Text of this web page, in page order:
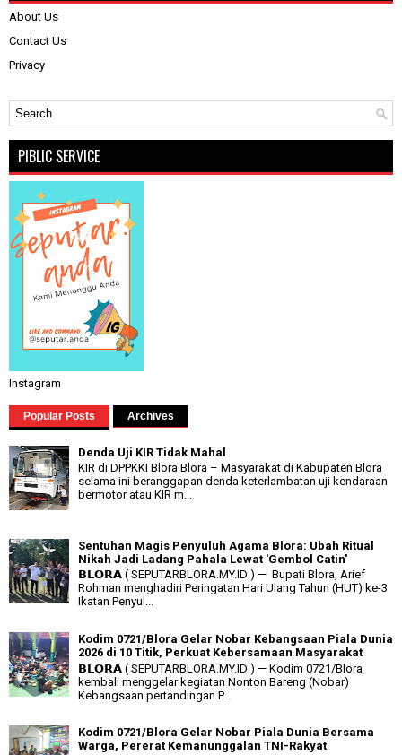
About Us
Contact Us
Privacy
PIBLIC SERVICE
Instagram
Popular Posts Archives
Denda Uji KIR Tidak Mahal
KIR di DPPKKI Blora Blora – Masyarakat di Kabupaten Blora
selama ini beranggapan denda keterlambatan uji kendaraan
bermotor atau KIR m...
Sentuhan Magis Penyuluh Agama Blora: Ubah Ritual
Nikah Jadi Ladang Pahala Lewat 'Gembol Catin'
𝗕𝗟𝗢𝗥𝗔 ( SEPUTARBLORA.MY.ID ) — Bupati Blora, Arief
Rohman menghadiri Peringatan Hari Ulang Tahun (HUT) ke-3
Ikatan Penyul...
Kodim 0721/Blora Gelar Nobar Kebangsaan Piala Dunia
2026 di 10 Titik, Perkuat Kebersamaan Masyarakat
𝗕𝗟𝗢𝗥𝗔 ( SEPUTARBLORA.MY.ID ) — Kodim 0721/Blora
kembali menggelar kegiatan Nonton Bareng (Nobar)
Kebangsaan pertandingan P...
Kodim 0721/Blora Gelar Nobar Piala Dunia Bersama
Warga, Pererat Kemanunggalan TNI-Rakyat